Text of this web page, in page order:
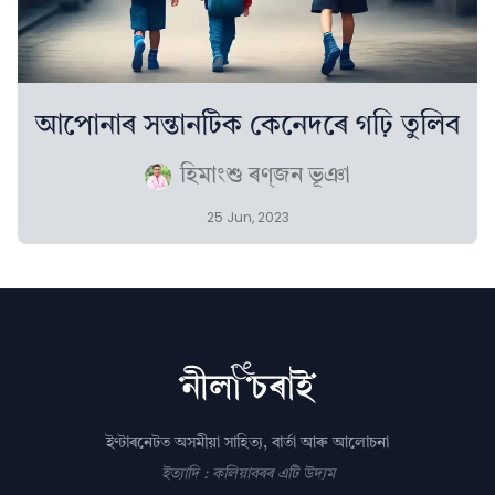
আপোনাৰ সন্তানটিক কেনেদৰে গঢ়ি তুলিব
হিমাংশু ৰণ্‌জন ভূঞা
25 Jun, 2023
ইণ্টাৰনেটত অসমীয়া সাহিত্য, বাৰ্তা আৰু আলোচনা
ইত্যাদি : কলিয়াবৰৰ এটি উদ্যম